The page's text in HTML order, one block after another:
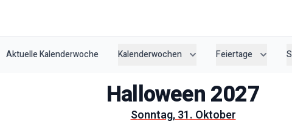
Aktuelle Kalenderwoche Kalenderwochen Feiertage
Halloween2027
Sonntag, 31. Oktober